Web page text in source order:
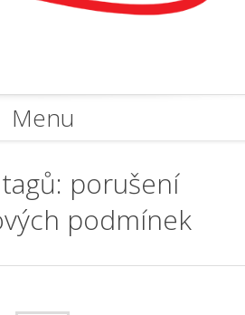
Menu
porušení
podmínek